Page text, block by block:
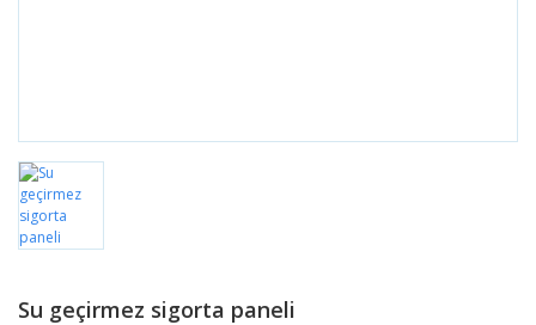
Su geçirmez sigorta paneli